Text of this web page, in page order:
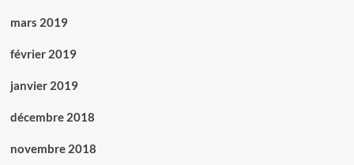
mars 2019
février 2019
janvier 2019
décembre 2018
novembre 2018